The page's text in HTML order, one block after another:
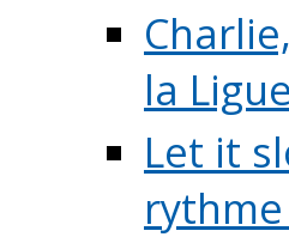
la
Let it
rythme